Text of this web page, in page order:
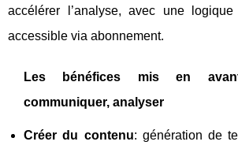
accélérer l’analyse, avec une
accessible via abonnement.
Les bénéfices mis en
communiquer, analyser
Créer du contenu: génération de